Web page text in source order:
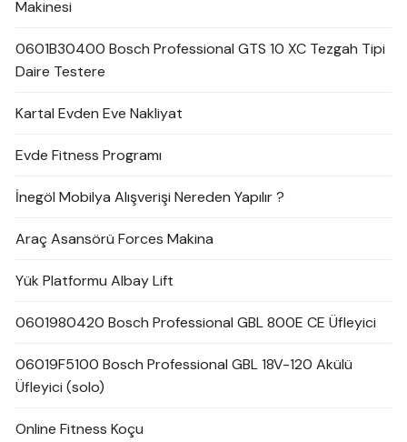
Makinesi
0601B30400 Bosch Professional GTS 10 XC Tezgah Tipi
Daire Testere
Kartal Evden Eve Nakliyat
Evde Fitness Programı
İnegöl Mobilya Alışverişi Nereden Yapılır ?
Araç Asansörü Forces Makina
Yük Platformu Albay Lift
0601980420 Bosch Professional GBL 800E CE Üfleyici
06019F5100 Bosch Professional GBL 18V-120 Akülü
Üfleyici (solo)
Online Fitness Koçu